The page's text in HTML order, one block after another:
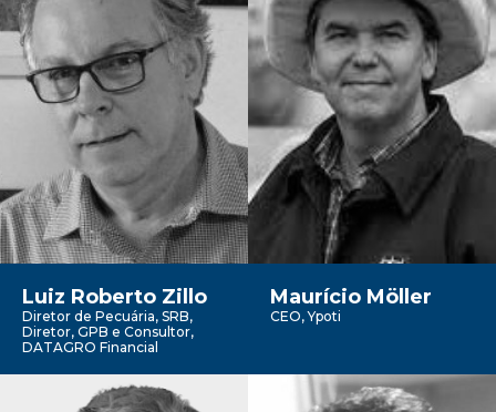
Luiz Roberto Zillo
Diretor de Pecuária, SRB,
Diretor, GPB e Consultor,
DATAGRO Financial
Maurício Möller
CEO, Ypoti